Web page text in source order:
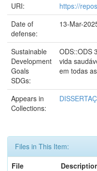
URI:
https://
Date of
defense:
13-Mar-
Sustainable
Development
Goals
SDGs:
ODS::ODS
vida
em todas
Appears in
Collections:
Files in This Item:
File